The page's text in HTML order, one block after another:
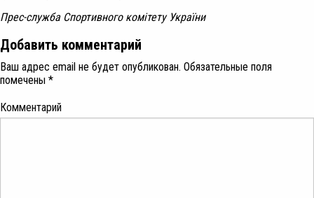
Прес-служба Спортивного комітету України
Добавить комментарий
Ваш адрес email не будет опубликован. Обязательные поля
помечены *
Комментарий